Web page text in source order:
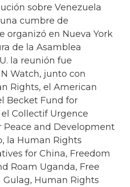
sobre Venezuela
cumbre de
organizó en Nueva York
de la Asamblea
la reunión fue
Watch, junto con
Rights, el American
Becket Fund for
Collectif Urgence
Peace and Development
la Human Rights
for China, Freedom
Roam Uganda, Free
Human Rights